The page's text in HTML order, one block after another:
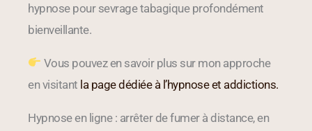
hypnose pour sevrage tabagique profondément
bienveillante.
Vous pouvez en savoir plus sur mon approche
en visitant la page dédiée à l’hypnose et addictions.
Hypnose en ligne : arrêter de fumer à distance, en